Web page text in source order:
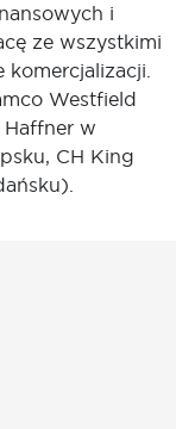
i
ze wszystkimi
komercjalizacji.
Westfield
Haffner w
CH King